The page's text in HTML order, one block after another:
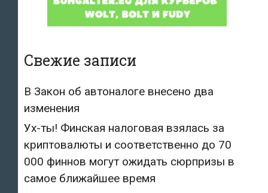
Свежие записи
В Закон об автоналоге внесено два
изменения
Ух-ты! Финская налоговая взялась за
криптовалюты и соответственно до 70
000 финнов могут ожидать сюрпризы в
самое ближайшее время